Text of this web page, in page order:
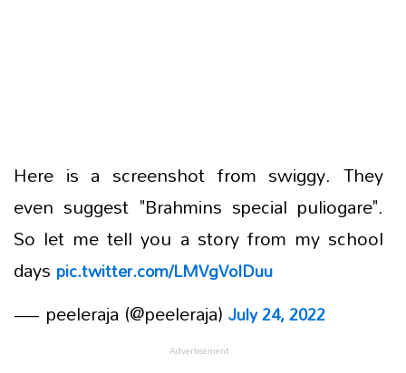
Here is a screenshot from swiggy. They
even suggest "Brahmins special puliogare".
So let me tell you a story from my school
days pic.twitter.com/LMVgVoIDuu
— peeleraja (@peeleraja)July 24, 2022